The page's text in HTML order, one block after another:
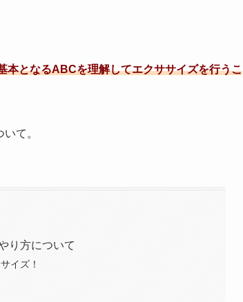
本となるABCを理解してエクササイズを行うこ
て。
り方について
イズ！